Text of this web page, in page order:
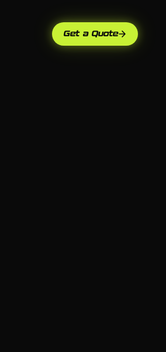
Get a Quote